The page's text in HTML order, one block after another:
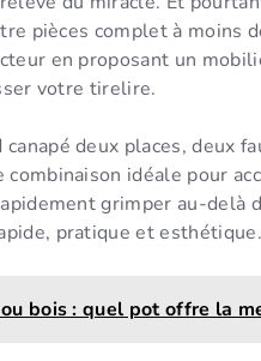
pièces complet à moins
en proposant un
votre tirelire.
deux places, deux
idéale pour
grimper au-delà
pratique et esthétique.
bois : quel pot offre la